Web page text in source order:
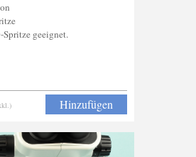
geeignet.
Hinzufügen